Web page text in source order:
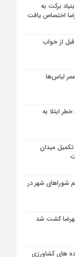
برکت به
اختصاص یافت
لباس‌ها
ابتلا به
تکمیل میدان
شوراهای شهر در
های کشاورزی